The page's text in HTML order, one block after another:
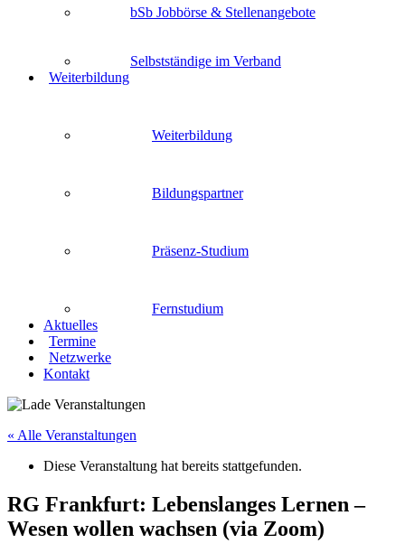
bSb Jobbörse & Stellenangebote
Selbstständige im Verband
Weiterbildung
Weiterbildung
Bildungspartner
Präsenz-Studium
Fernstudium
Aktuelles
Termine
Netzwerke
Kontakt
« Alle Veranstaltungen
Diese Veranstaltung hat bereits stattgefunden.
RG Frankfurt: Lebenslanges Lernen –
Wesen wollen wachsen (via Zoom)